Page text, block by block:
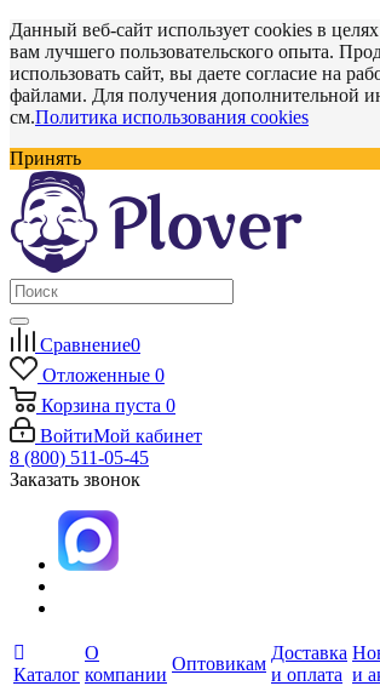
Данный веб-сайт использует cookies в
вам лучшего пользовательского опыта.
использовать сайт, вы даете согласие на
файлами. Для получения дополнительной
см.Политика использования cookies
Принять
Сравнение0
Отложенные 0
Корзина пуста 0
ВойтиМой кабинет
8 (800) 511-05-45
Заказать звонок
Каталог
О
компании
Оптовикам
Доставка
и оплата и